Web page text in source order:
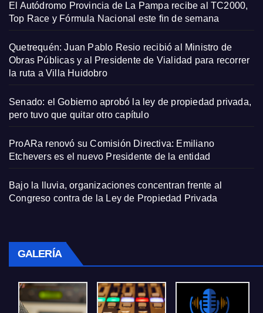
El Autódromo Provincia de La Pampa recibe al TC2000,
Top Race y Fórmula Nacional este fin de semana
Quetrequén: Juan Pablo Resio recibió al Ministro de
Obras Públicas y al Presidente de Vialidad para recorrer
la ruta a Villa Huidobro
Senado: el Gobierno aprobó la ley de propiedad privada,
pero tuvo que quitar otro capítulo
ProARa renovó su Comisión Directiva: Emiliano
Etchevers es el nuevo Presidente de la entidad
Bajo la lluvia, organizaciones concentran frente al
Congreso contra de la Ley de Propiedad Privada
GALERÍA